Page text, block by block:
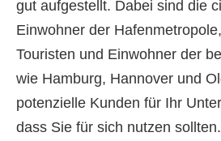
gut aufgestellt. Dabei sind die
Einwohner der
Touristen und Einwohner der
wie Hamburg, Hannover und
potenzielle Kunden für Ihr
dass Sie für sich nutzen sollten.